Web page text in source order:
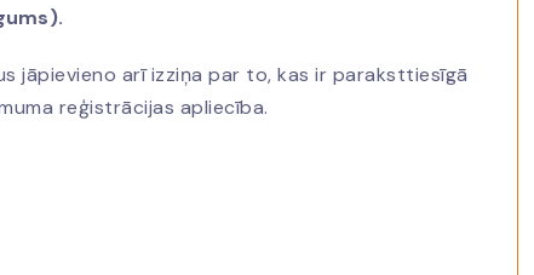
jāpievieno arī izziņa par to, kas ir paraksttiesīgā
reģistrācijas apliecība.